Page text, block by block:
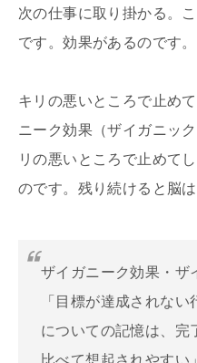
次の仕事に取り掛かる。
です。効果があるのです。
キリの悪いところで止め
ニーク効果（ザイガニッ
リの悪いところで止めて
のです。残り続けると脳
ザイガニーク効果・ザ
「目標が達成されな
についての記憶は、完
比べて想起されやすい